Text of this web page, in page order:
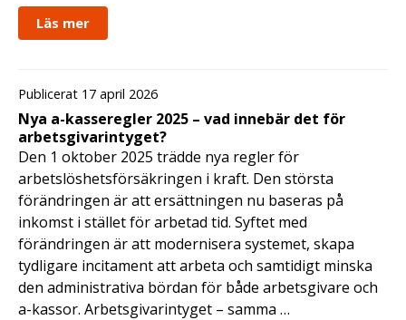
Läs mer
Publicerat 17 april 2026
Nya a-kasseregler 2025 – vad innebär det för
arbetsgivarintyget?
Den 1 oktober 2025 trädde nya regler för
arbetslöshetsförsäkringen i kraft. Den största
förändringen är att ersättningen nu baseras på
inkomst i stället för arbetad tid. Syftet med
förändringen är att modernisera systemet, skapa
tydligare incitament att arbeta och samtidigt minska
den administrativa bördan för både arbetsgivare och
a-kassor. Arbetsgivarintyget – samma …